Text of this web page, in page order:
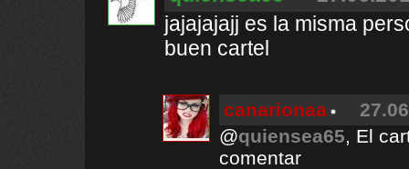
jajajajajj es la misma
buen cartel
canarionaa
@quiensea65, El
comentar